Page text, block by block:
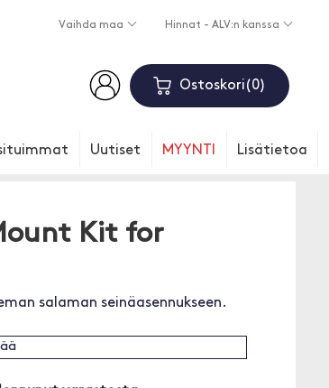
Vaihda maa Hinnat - ALV:n kanssa
Ostoskori 0
Uutiset MYYNTI Lisätietoa
Kit for
salaman seinäasennukseen.